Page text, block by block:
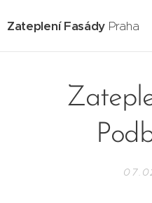
Zateplení Fasády Praha